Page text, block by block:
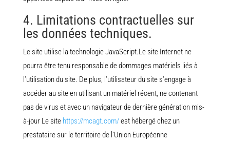
4. Limitations contractuelles sur
les données techniques.
Le site utilise la technologie JavaScript.Le site Internet ne
pourra être tenu responsable de dommages matériels liés à
l’utilisation du site. De plus, l’utilisateur du site s’engage à
accéder au site en utilisant un matériel récent, ne contenant
pas de virus et avec un navigateur de dernière génération mis-
à-jour Le site https://mcagt.com/est hébergé chez un
prestataire sur le territoire de l’Union Européenne